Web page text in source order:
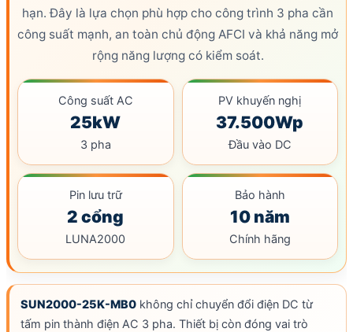
hạn. Đây là lựa chọn phù hợp cho công trình 3 pha cần
công suất mạnh, an toàn chủ động AFCI và khả năng mở
rộng năng lượng có kiểm soát.
Công suất AC
25kW
3 pha
PV khuyến nghị
37.500Wp
Đầu vào DC
Pin lưu trữ
2 cổng
LUNA2000
Bảo hành
10 năm
Chính hãng
SUN2000-25K-MB0 không chỉ chuyển đổi điện DC từ
tấm pin thành điện AC 3 pha. Thiết bị còn đóng vai trò